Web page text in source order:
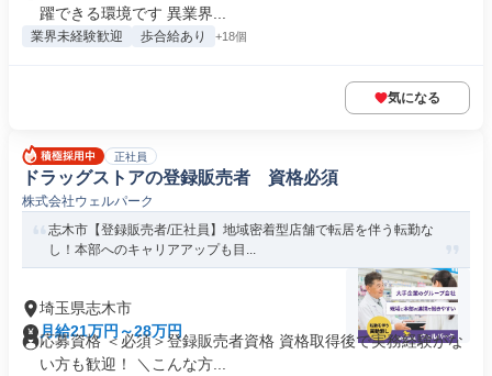
躍できる環境です 異業界...
業界未経験歓迎 歩合給あり +18個
気になる
正社員
ドラッグストアの登録販売者 資格必須
株式会社ウェルパーク
志木市【登録販売者/正社員】地域密着型店舗で転居を伴う転勤な
し！本部へのキャリアアップも目...
埼玉県志木市
月給21万円～28万円
応募資格 ＜必須＞登録販売者資格 資格取得後で実務経験がな
い方も歓迎！ ＼こんな方...